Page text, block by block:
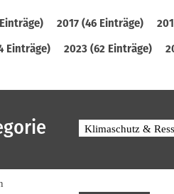
2017 (46 Einträge)
Einträge) 2023 (62 Einträge)
Klimaschutz &